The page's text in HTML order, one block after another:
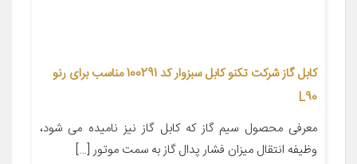
کابل گاز شرکت تکنو کابل سبزوار کد 100291 مناسب برای رنو
L90
معرفی محصول سیم گاز که کابل گاز نیز نامیده می شود،
وظیفه انتقال میزان فشار پدال گاز به سمت موتور […]